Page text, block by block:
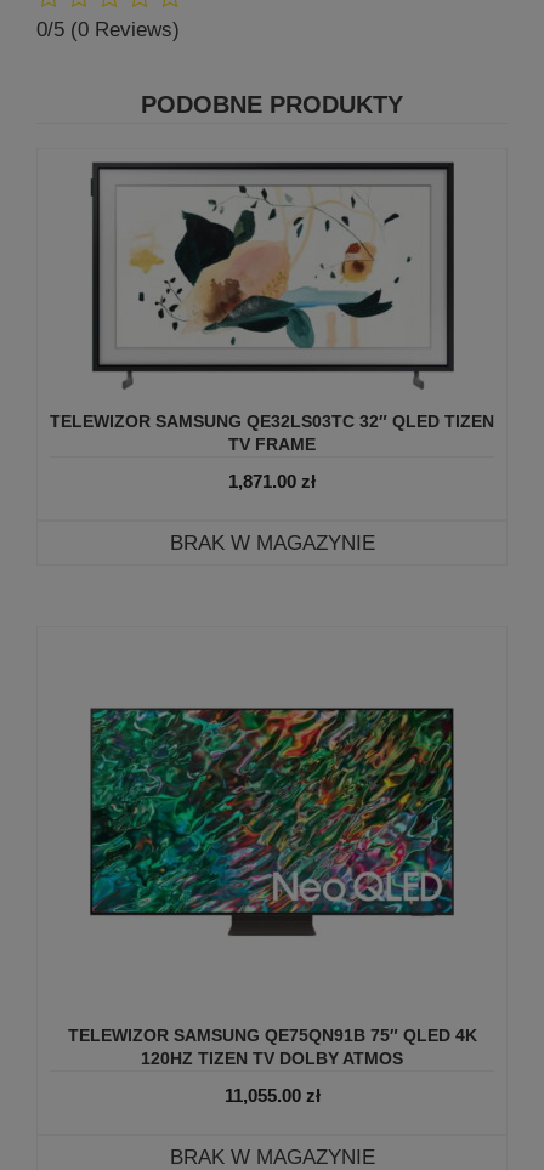
0/5 (0 Reviews)
PODOBNE PRODUKTY
TELEWIZOR SAMSUNG QE32LS03TC 32″ QLED TIZEN
TV FRAME
1,871.00 zł
BRAK W MAGAZYNIE
TELEWIZOR SAMSUNG QE75QN91B 75″ QLED 4K
120HZ TIZEN TV DOLBY ATMOS
11,055.00 zł
BRAK W MAGAZYNIE